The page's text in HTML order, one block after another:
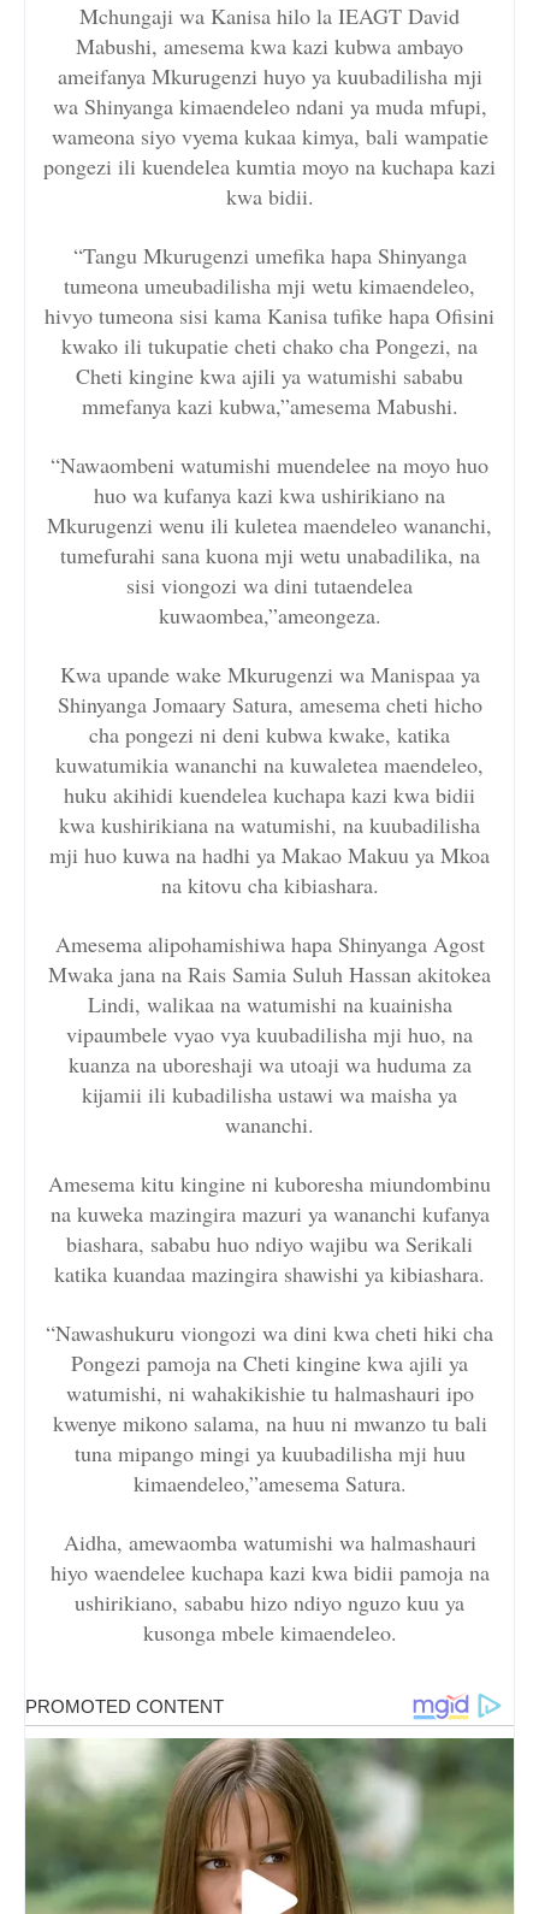
Mchungaji wa Kanisa hilo la IEAGT David
Mabushi, amesema kwa kazi kubwa ambayo
ameifanya Mkurugenzi huyo ya kuubadilisha mji
wa Shinyanga kimaendeleo ndani ya muda mfupi,
wameona siyo vyema kukaa kimya, bali wampatie
pongezi ili kuendelea kumtia moyo na kuchapa kazi
kwa bidii.
“Tangu Mkurugenzi umefika hapa Shinyanga
tumeona umeubadilisha mji wetu kimaendeleo,
hivyo tumeona sisi kama Kanisa tufike hapa Ofisini
kwako ili tukupatie cheti chako cha Pongezi, na
Cheti kingine kwa ajili ya watumishi sababu
mmefanya kazi kubwa,”amesema Mabushi.
“Nawaombeni watumishi muendelee na moyo huo
huo wa kufanya kazi kwa ushirikiano na
Mkurugenzi wenu ili kuletea maendeleo wananchi,
tumefurahi sana kuona mji wetu unabadilika, na
sisi viongozi wa dini tutaendelea
kuwaombea,”ameongeza.
Kwa upande wake Mkurugenzi wa Manispaa ya
Shinyanga Jomaary Satura, amesema cheti hicho
cha pongezi ni deni kubwa kwake, katika
kuwatumikia wananchi na kuwaletea maendeleo,
huku akihidi kuendelea kuchapa kazi kwa bidii
kwa kushirikiana na watumishi, na kuubadilisha
mji huo kuwa na hadhi ya Makao Makuu ya Mkoa
na kitovu cha kibiashara.
Amesema alipohamishiwa hapa Shinyanga Agost
Mwaka jana na Rais Samia Suluh Hassan akitokea
Lindi, walikaa na watumishi na kuainisha
vipaumbele vyao vya kuubadilisha mji huo, na
kuanza na uboreshaji wa utoaji wa huduma za
kijamii ili kubadilisha ustawi wa maisha ya
wananchi.
Amesema kitu kingine ni kuboresha miundombinu
na kuweka mazingira mazuri ya wananchi kufanya
biashara, sababu huo ndiyo wajibu wa Serikali
katika kuandaa mazingira shawishi ya kibiashara.
“Nawashukuru viongozi wa dini kwa cheti hiki cha
Pongezi pamoja na Cheti kingine kwa ajili ya
watumishi, ni wahakikishie tu halmashauri ipo
kwenye mikono salama, na huu ni mwanzo tu bali
tuna mipango mingi ya kuubadilisha mji huu
kimaendeleo,”amesema Satura.
Aidha, amewaomba watumishi wa halmashauri
hiyo waendelee kuchapa kazi kwa bidii pamoja na
ushirikiano, sababu hizo ndiyo nguzo kuu ya
kusonga mbele kimaendeleo.